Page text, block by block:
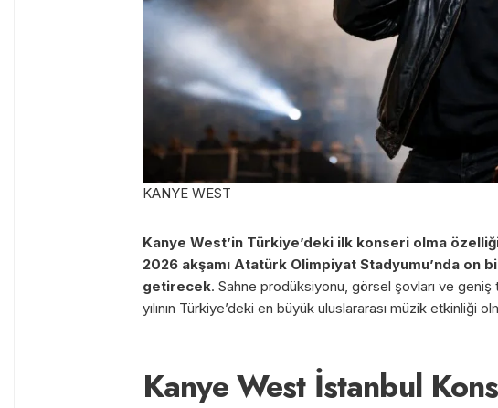
KANYE WEST
Kanye West’in Türkiye’deki ilk konseri olma
2026 akşamı Atatürk Olimpiyat Stadyumu’nda on
getirecek. Sahne prodüksiyonu, görsel şovları ve
yılının Türkiye’deki en büyük uluslararası müzik etkinliği
Kanye West İstanbul